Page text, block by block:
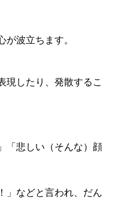
が波立ちます。
現したり、発散するこ
「悲しい（そんな）顔
」などと言われ、だん